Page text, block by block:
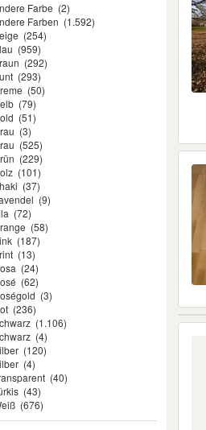
Farbe (2)
Farben (1.592)
(254)
(959)
(292)
(293)
(50)
(79)
(51)
(3)
(525)
(229)
(101)
(37)
(9)
(72)
(58)
(187)
(13)
(24)
(62)
(3)
(236)
(1.106)
(4)
(120)
(4)
(40)
(43)
(676)